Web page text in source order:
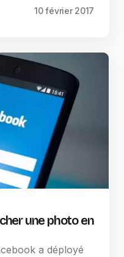
10 février 2017
une photo en
a déployé